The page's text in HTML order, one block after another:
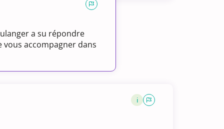
a su répondre
accompagner dans
i